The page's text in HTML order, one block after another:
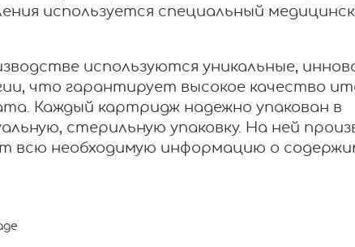
используется специальный
используются уникальные,
что гарантирует высокое качество
Каждый картридж надежно упакован в
стерильную упаковку. На ней
всю необходимую информацию о